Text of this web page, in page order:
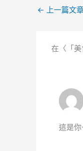
← 上一篇文
在〈「
這是